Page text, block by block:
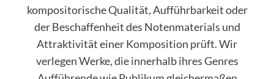
kompositorische Qualität, Aufführbarkeit oder
der Beschaffenheit des Notenmaterials und
Attraktivität einer Komposition prüft. Wir
verlegen Werke, die innerhalb ihres Genres